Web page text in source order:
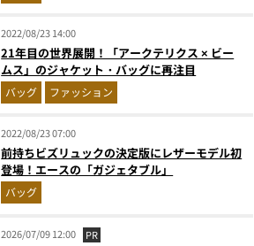
2022/08/23 14:00
21年目の世界展開！「アークテリクス × ビー
ムス」のジャケット・バッグに再注目
バッグ ファッション
2022/08/23 07:00
前持ちビズリュックの決定版にレザーモデル初
登場！エースの「ガジェタブル」
バッグ
2026/07/09 12:00 PR